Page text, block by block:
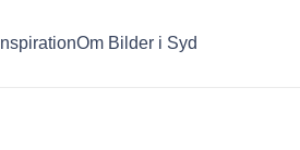
InspirationOm Bilder i Syd